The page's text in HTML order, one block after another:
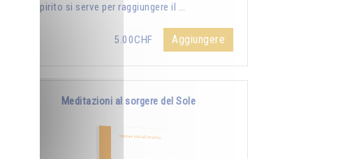
lo spirito si serve per raggiungere il …
5.00CHF Aggiungere
Meditazioni al sorgere del Sole